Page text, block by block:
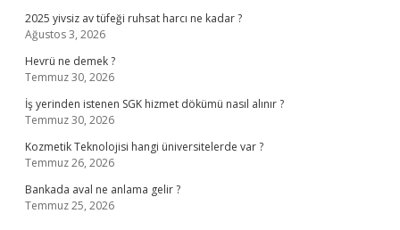
2025 yivsiz av tüfeği ruhsat harcı ne kadar ?
Ağustos 3, 2026
Hevrü ne demek ?
Temmuz 30, 2026
İş yerinden istenen SGK hizmet dökümü nasıl alınır ?
Temmuz 30, 2026
Kozmetik Teknolojisi hangi üniversitelerde var ?
Temmuz 26, 2026
Bankada aval ne anlama gelir ?
Temmuz 25, 2026